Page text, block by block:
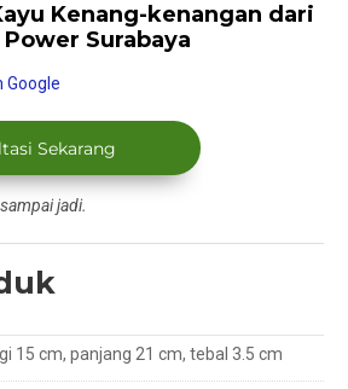
Kenang-kenangan dari
Surabaya
Google
Sekarang
jadi.
15 cm, panjang 21 cm, tebal 3.5 cm